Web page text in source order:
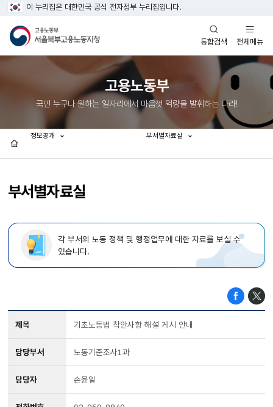
이 누리집은 대한민국 공식 전자정부 누리집입니다.
통합검색
열기
전체메뉴
열기
고용노동부
국민 누구나 원하는 일자리에서 마음껏 역량을 발휘하는 나라!
부서별자료실
정보공개 부서별자료실
각 부서의 노동 정책 및 행정업무에 대한 자료를 보실 수
있습니다.
제목 기초노동법 착안사항 해설 게시 안내
담당부서 노동기준조사1과
담당자 손윤일